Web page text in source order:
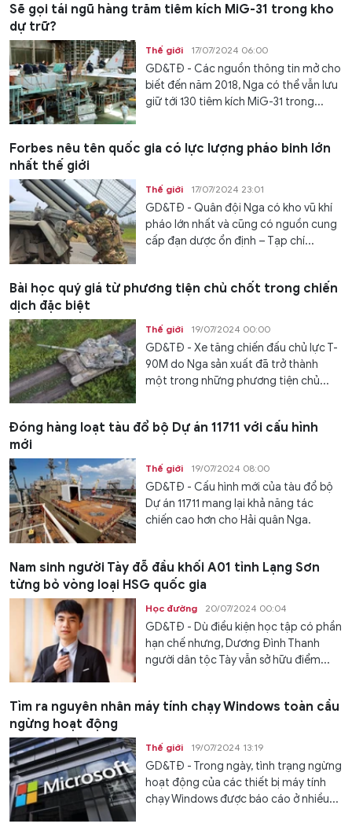
Sẽ gọi tái ngũ hàng trăm tiêm kích MiG-31 trong kho
dự trữ?
Thế giới 17/07/2024 06:00
GD&TĐ - Các nguồn thông tin mở cho
biết đến năm 2018, Nga có thể vẫn lưu
giữ tới 130 tiêm kích MiG-31 trong...
Forbes nêu tên quốc gia có lực lượng pháo binh lớn
nhất thế giới
Thế giới 17/07/2024 23:01
GD&TĐ - Quân đội Nga có kho vũ khí
pháo lớn nhất và cũng có nguồn cung
cấp đạn dược ổn định – Tạp chí...
Bài học quý giá từ phương tiện chủ chốt trong chiến
dịch đặc biệt
Thế giới 19/07/2024 00:00
GD&TĐ - Xe tăng chiến đấu chủ lực T-
90M do Nga sản xuất đã trở thành
một trong những phương tiện chủ...
Đóng hàng loạt tàu đổ bộ Dự án 11711 với cấu hình
mới
Thế giới 19/07/2024 08:00
GD&TĐ - Cấu hình mới của tàu đổ bộ
Dự án 11711 mang lại khả năng tác
chiến cao hơn cho Hải quân Nga.
Nam sinh người Tày đỗ đầu khối A01 tỉnh Lạng Sơn
từng bỏ vòng loại HSG quốc gia
Học đường 20/07/2024 00:04
GD&TĐ - Dù điều kiện học tập có phần
hạn chế nhưng, Dương Đình Thanh
người dân tộc Tày vẫn sở hữu điểm...
Tìm ra nguyên nhân máy tính chạy Windows toàn cầu
ngừng hoạt động
Thế giới 19/07/2024 13:19
GD&TĐ - Trong ngày, tình trạng ngừng
hoạt động của các thiết bị máy tính
chạy Windows được báo cáo ở nhiều...